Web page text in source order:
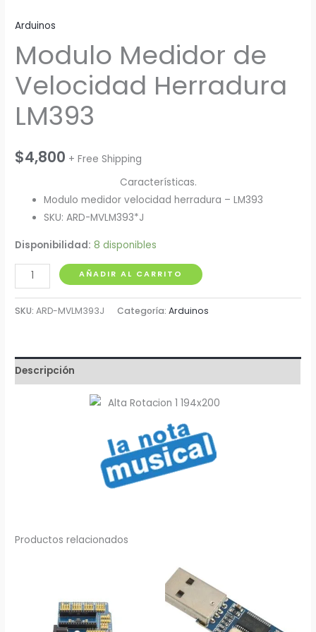
Arduinos
Modulo Medidor de
Velocidad Herradura
LM393
$4,800 + Free Shipping
Características.
Modulo medidor velocidad herradura – LM393
SKU: ARD-MVLM393*J
Disponibilidad: 8 disponibles
Modulo
Medidor
de
LM393
cantidad
AÑADIR AL CARRITO
SKU:ARD-MVLM393J Categoría:Arduinos
Descripción
Productos relacionados